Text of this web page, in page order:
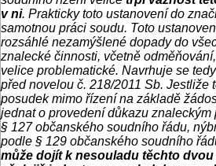
v ni. Prakticky toto ustanovení do
samotnou práci soudu. Toto
rozsáhlé nezamýšlené dopady do
znalecké činnosti, včetně
velice problematické. Navrhuje se
před novelou č. 218/2011 Sb. Jestliže
posudek mimo řízení na základě
jednat o provedení důkazu znaleckým
§ 127 občanského soudního řádu,
podle § 129 občanského soudního
může dojít k nesouladu těchto